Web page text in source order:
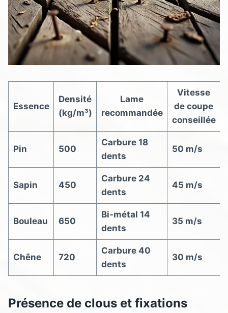
Essence
Densité
(kg/m³)
Lame
recommandée
Vitesse
de coupe
conseillée
Pin 500
Carbure 18
dents
50 m/s
Sapin 450
Carbure 24
dents
45 m/s
Bouleau 650
Bi-métal 14
dents
35 m/s
Chêne 720
Carbure 40
dents
30 m/s
Présence de clous et fixations